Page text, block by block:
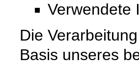
Verwendete
Die
Basis unseres